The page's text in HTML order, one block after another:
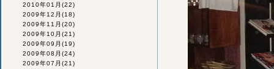
2010年01月 (22)
2009年12月 (18)
2009年11月 (20)
2009年10月 (21)
2009年09月 (19)
2009年08月 (24)
2009年07月 (21)